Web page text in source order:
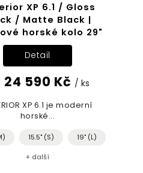
XP 6.1 / Gloss
/ Matte Black |
horské kolo 29"
24 590 Kč / ks
Detail
XP 6.1 je moderní
horské...
15.5" (S) 19" (L)
+ další